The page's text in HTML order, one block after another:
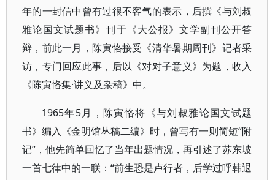
年的一封信中曾有过很不客气的表示，后撰《与刘叔
雅论国文试题书》刊于《大公报》文学副刊公开答
辩，前此一月，陈寅恪接受《清华暑期周刊》记者采
访，专门回应此事，后以《对对子意义》为题，收入
《陈寅恪集·讲义及杂稿》中。
1965年5月，陈寅恪将《与刘叔雅论国文试题
书》编入《金明馆丛稿二编》时，曾写有一则简短“附
记”，他先简单回忆了当年出题情况，再引述了苏东坡
一首七律中的一联：“前生恐是卢行者，后学过呼韩退